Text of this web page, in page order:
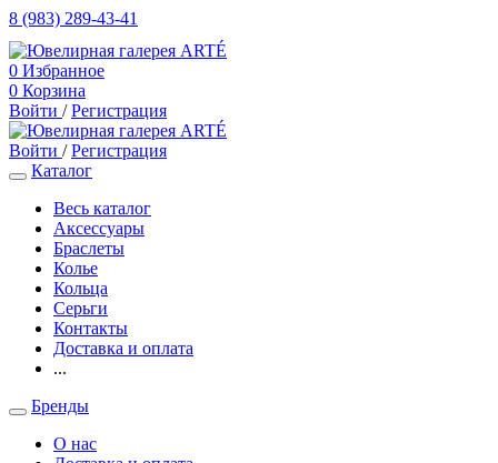
8 (983) 289-43-41
0 Избранное
0 Корзина
Войти / Регистрация
Войти / Регистрация
Каталог
Весь каталог
Аксессуары
Браслеты
Колье
Кольца
Серьги
Контакты
Доставка и оплата
...
Бренды
О нас